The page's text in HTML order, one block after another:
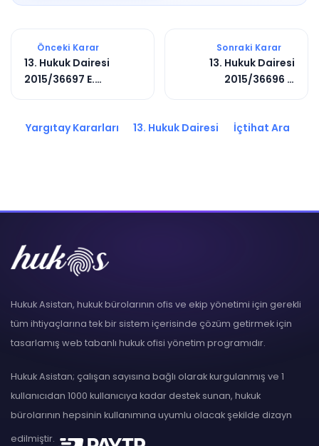
Önceki Karar
13. Hukuk Dairesi
2015/36697 E.
Sonraki Karar
13. Hukuk Dairesi
2015/36696 E.
Yargıtay Kararları 13. Hukuk Dairesi İçtihat Ara
Hukuk Asistan, hukuk bürolarının ofis ve ekip yönetimi için gerekli
tüm ihtiyaçlarına tek bir sistem içerisinde çözüm getirmek için
tasarlamış web tabanlı hukuk ofisi yönetim programıdır.
Hukuk Asistan; çalışan sayısına bağlı olarak kurgulanmış ve 1
kullanıcıdan 1000 kullanıcıya kadar destek sunan, hukuk
bürolarının hepsinin kullanımına uyumlu olacak şekilde dizayn
edilmiştir.